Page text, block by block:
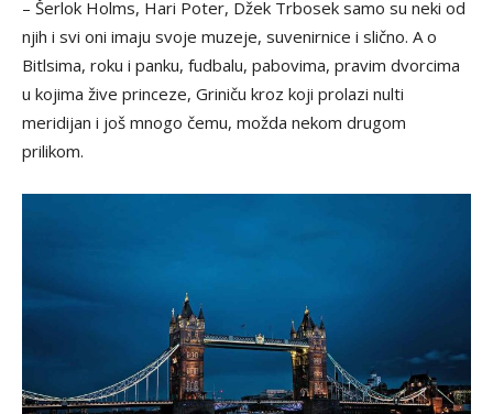
– Šerlok Holms, Hari Poter, Džek Trbosek samo su neki od
njih i svi oni imaju svoje muzeje, suvenirnice i slično. A o
Bitlsima, roku i panku, fudbalu, pabovima, pravim dvorcima
u kojima žive princeze, Griniču kroz koji prolazi nulti
meridijan i još mnogo čemu, možda nekom drugom
prilikom.